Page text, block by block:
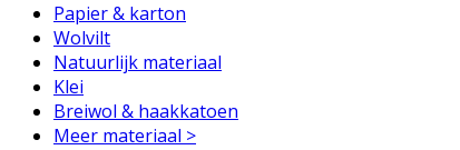
Papier & karton
Wolvilt
Natuurlijk materiaal
Klei
Breiwol & haakkatoen
Meer materiaal >